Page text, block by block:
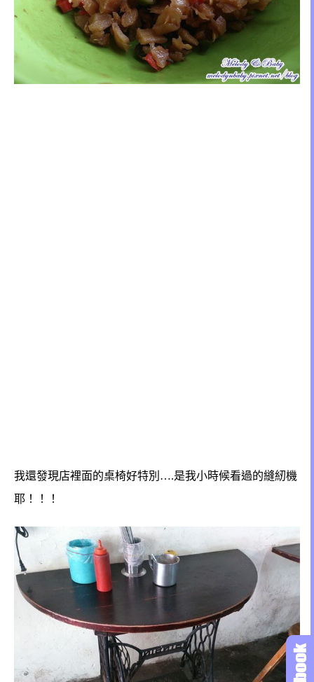
我還發現店裡面的桌椅好特別….是我小時候看過的縫紉機
耶！！！